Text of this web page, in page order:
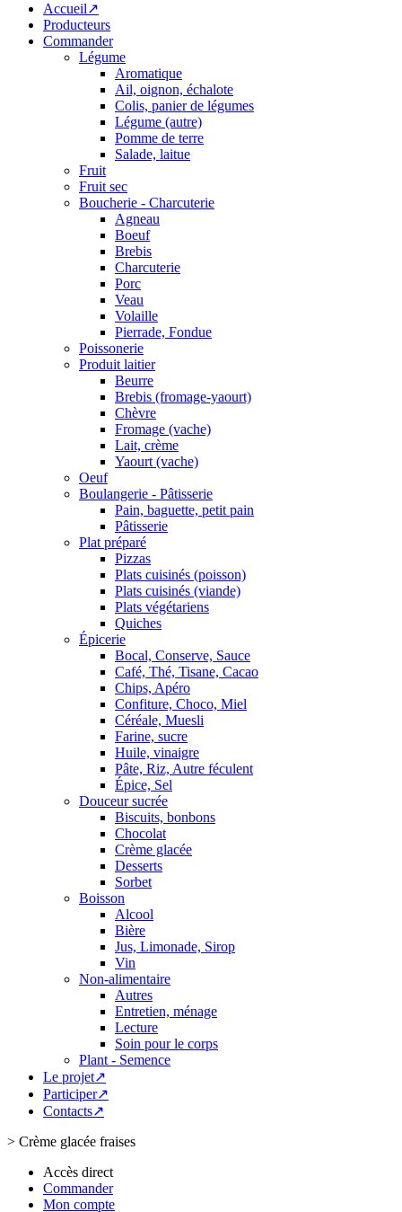
Accueil↗
Producteurs
Commander
Légume
Aromatique
Ail, oignon, échalote
Colis, panier de légumes
Légume (autre)
Pomme de terre
Salade, laitue
Fruit
Fruit sec
Boucherie - Charcuterie
Agneau
Boeuf
Brebis
Charcuterie
Porc
Veau
Volaille
Pierrade, Fondue
Poissonerie
Produit laitier
Beurre
Brebis (fromage-yaourt)
Chèvre
Fromage (vache)
Lait, crème
Yaourt (vache)
Oeuf
Boulangerie - Pâtisserie
Pain, baguette, petit pain
Pâtisserie
Plat préparé
Pizzas
Plats cuisinés (poisson)
Plats cuisinés (viande)
Plats végétariens
Quiches
Épicerie
Bocal, Conserve, Sauce
Café, Thé, Tisane, Cacao
Chips, Apéro
Confiture, Choco, Miel
Céréale, Muesli
Farine, sucre
Huile, vinaigre
Pâte, Riz, Autre féculent
Épice, Sel
Douceur sucrée
Biscuits, bonbons
Chocolat
Crème glacée
Desserts
Sorbet
Boisson
Alcool
Bière
Jus, Limonade, Sirop
Vin
Non-alimentaire
Autres
Entretien, ménage
Lecture
Soin pour le corps
Plant - Semence
Le projet↗
Participer↗
Contacts↗
> Crème glacée fraises
Accès direct
Commander
Mon compte